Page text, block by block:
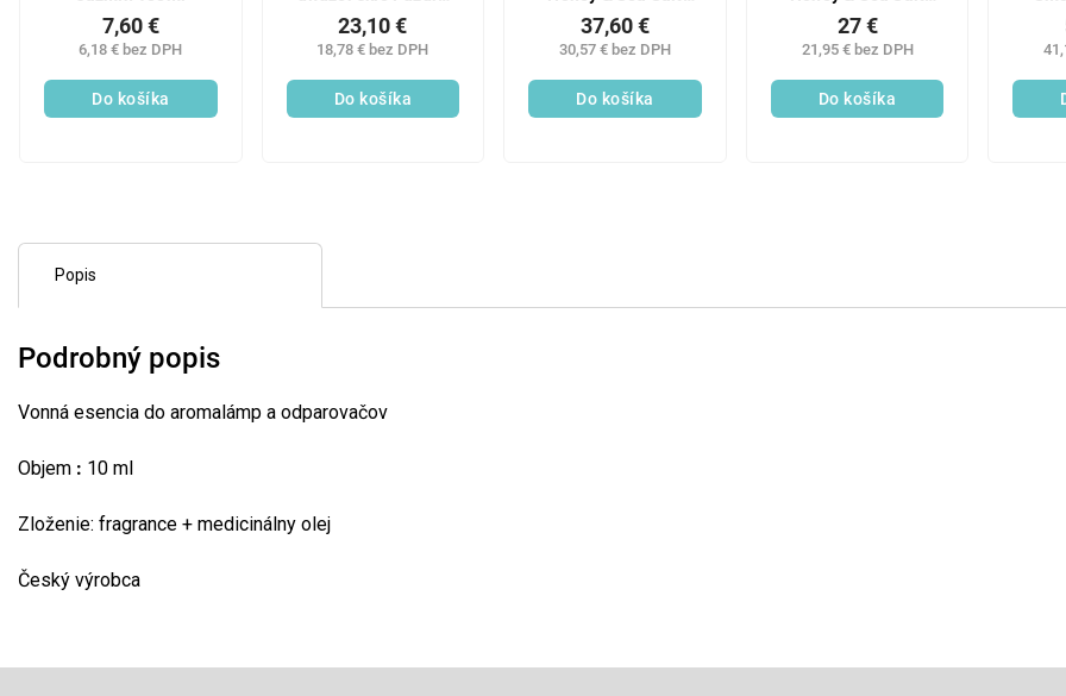
6,18 € bez DPH
7,60 €
Do košíka
Pink + krabička
18,78 € bez DPH
23,10 €
Do košíka
difuzér 250 ml
30,57 € bez DPH
37,60 €
Do košíka
difuzér 100 ml
21,95 € bez DPH
27 €
Do košíka
Popis
Podrobný popis
Vonná esencia do aromalámp a odparovačov
Objem : 10 ml
Zloženie: fragrance + medicinálny olej
Český výrobca